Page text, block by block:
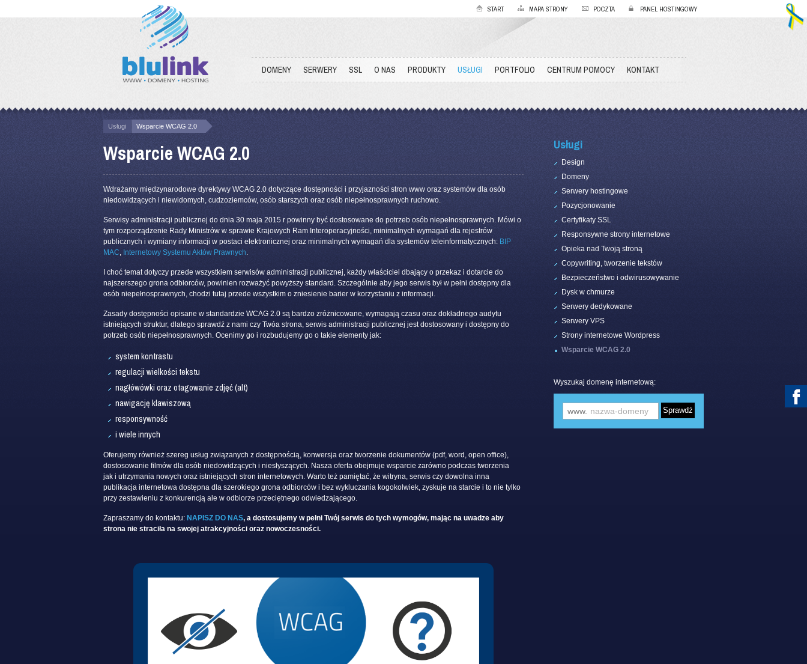
START MAPA STRONY POCZTA PANEL HOSTINGOWY
DOMENY SERWERY SSL O NAS PRODUKTY USŁUGI PORTFOLIO CENTRUM POMOCY KONTAKT
Usługi Wsparcie WCAG 2.0
Wsparcie WCAG 2.0
Wdrażamy międzynarodowe dyrektywy WCAG 2.0 dotyczące dostępności i przyjazności stron www oraz systemów dla osób
niedowidzących i niewidomych, cudzoziemców, osób starszych oraz osób niepełnosprawnych ruchowo.
Serwisy administracji publicznej do dnia 30 maja 2015 r powinny być dostosowane do potrzeb osób niepełnosprawnych. Mówi o
tym rozporządzenie Rady Ministrów w sprawie Krajowych Ram Interoperacyjności, minimalnych wymagań dla rejestrów
publicznych i wymiany informacji w postaci elektronicznej oraz minimalnych wymagań dla systemów teleinformatycznych: BIP
MAC, Internetowy Systemu Aktów Prawnych.
I choć temat dotyczy przede wszystkiem serwisów administracji publicznej, każdy właściciel dbający o przekaz i dotarcie do
najszerszego grona odbiorców, powinien rozważyć powyższy standard. Szczególnie aby jego serwis był w pełni dostępny dla
osób niepełnosprawnych, chodzi tutaj przede wszystkim o zniesienie barier w korzystaniu z informacji.
Zasady dostępności opisane w standardzie WCAG 2.0 są bardzo zróżnicowane, wymagają czasu oraz dokładnego audytu
istniejących struktur, dlatego sprawdź z nami czy Twóa strona, serwis administracji publicznej jest dostosowany i dostępny do
potrzeb osób niepełnosprawnych. Ocenimy go i rozbudujemy go o takie elementy jak:
system kontrastu
regulacji wielkości tekstu
nagłówówki oraz otagowanie zdjęć (alt)
nawigację klawiszową
responsywność
i wiele innych
Oferujemy również szereg usług związanych z dostępnością, konwersja oraz tworzenie dokumentów (pdf, word, open office),
dostosowanie filmów dla osób niedowidzących i niesłyszących. Nasza oferta obejmuje wsparcie zarówno podczas tworzenia
jak i utrzymania nowych oraz istniejących stron internetowych. Warto też pamiętać, że witryna, serwis czy dowolna inna
publikacja internetowa dostępna dla szerokiego grona odbiorców i bez wykluczania kogokolwiek, zyskuje na starcie i to nie tylko
przy zestawieniu z konkurencją ale w odbiorze przeciętnego odwiedzającego.
Zapraszamy do kontaktu: NAPISZ DO NAS, a dostosujemy w pełni Twój serwis do tych wymogów, mając na uwadze aby
strona nie straciła na swojej atrakcyjności oraz nowoczesności.
Usługi
Design
Domeny
Serwery hostingowe
Pozycjonowanie
Certyfikaty SSL
Responsywne strony internetowe
Opieka nad Twoją stroną
Copywriting, tworzenie tekstów
Bezpieczeństwo i odwirusowywanie
Dysk w chmurze
Serwery dedykowane
Serwery VPS
Strony internetowe Wordpress
Wsparcie WCAG 2.0
Wyszukaj domenę internetową:
www.